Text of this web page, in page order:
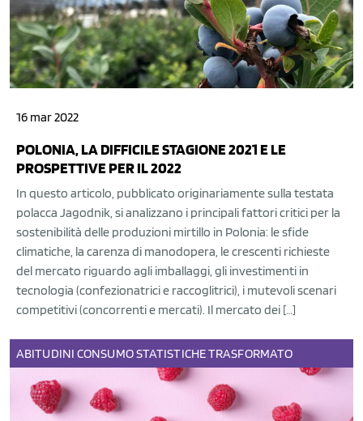
16 mar 2022
POLONIA, LA DIFFICILE STAGIONE 2021 E LE
PROSPETTIVE PER IL 2022
In questo articolo, pubblicato originariamente sulla testata
polacca Jagodnik, si analizzano i principali fattori critici per la
sostenibilità delle produzioni mirtillo in Polonia: le sfide
climatiche, la carenza di manodopera, le crescenti richieste
del mercato riguardo agli imballaggi, gli investimenti in
tecnologia (confezionatrici e raccoglitrici), i mutevoli scenari
competitivi (concorrenti e mercati). Il mercato dei […]
ABITUDINI CONSUMOSTATISTICHETRASFORMATO